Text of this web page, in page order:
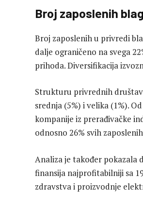
Broj zaposlenih
Broj zaposlenih u privredi
dalje ograničeno na svega
prihoda. Diversifikacija
Strukturu privrednih
srednja (5%) i velika (1%).
kompanije iz prerađivačke
odnosno 26% svih
Analiza je također pokazala
finansija najprofitabilniji sa
zdravstva i proizvodnje